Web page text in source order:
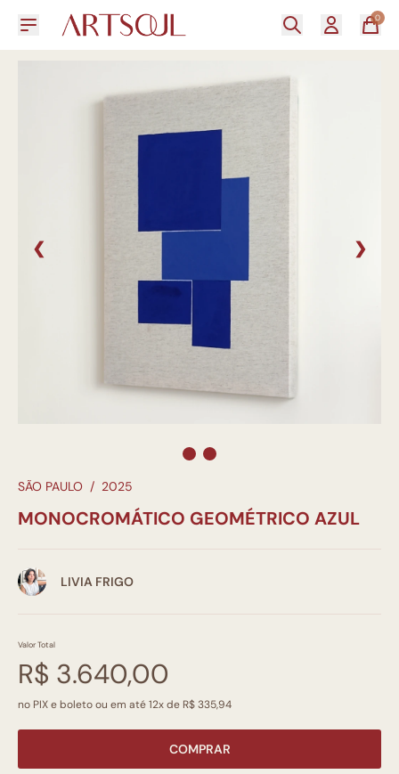
0
❮ ❯
SÃO PAULO / 2025
MONOCROMÁTICO GEOMÉTRICO AZUL
LIVIA FRIGO
Valor Total
R$ 3.640,00
no PIX e boleto ou em até 12x de R$ 335,94
COMPRAR